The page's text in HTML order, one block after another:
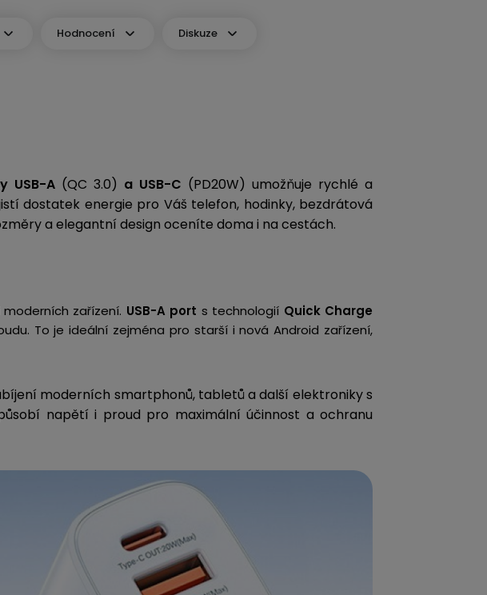
Hodnocení Diskuze
USB-A (QC 3.0) a USB-C (PD20W) umožňuje rychlé a
dostatek energie pro Váš telefon, hodinky, bezdrátová
a elegantní design oceníte doma i na cestách.
zařízení. USB-A port s technologií Quick Charge
To je ideální zejména pro starší i nová Android zařízení,
moderních smartphonů, tabletů a další elektroniky s
napětí i proud pro maximální účinnost a ochranu